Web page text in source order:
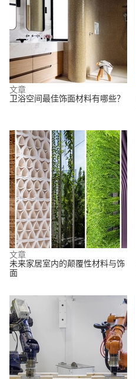
文章
卫浴空间最佳饰面材料有哪些？
文章
未来家居室内的颠覆性材料与饰
面